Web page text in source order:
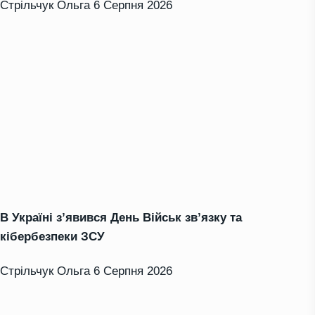
Стрільчук Ольга 6 Серпня 2026
В Україні з’явився День Військ зв’язку та
кібербезпеки ЗСУ
Стрільчук Ольга 6 Серпня 2026